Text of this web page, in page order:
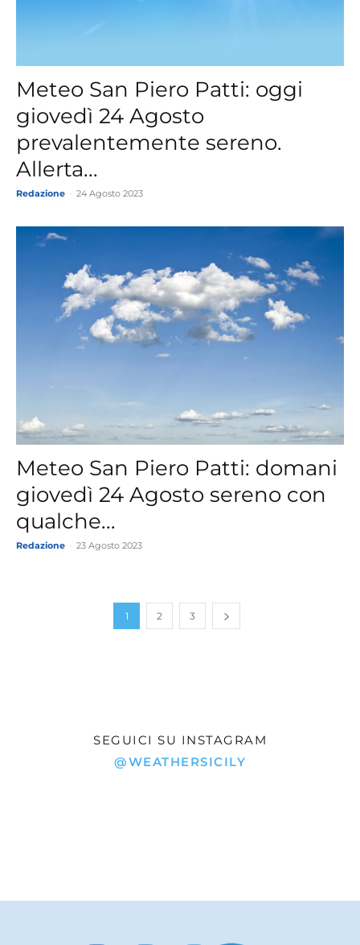
Meteo San Piero Patti: oggi
giovedì 24 Agosto
prevalentemente sereno.
Allerta...
Redazione 24 Agosto 2023
Meteo San Piero Patti: domani
giovedì 24 Agosto sereno con
qualche...
Redazione 23 Agosto 2023
1 2 3
SEGUICI SU INSTAGRAM
@WEATHERSICILY